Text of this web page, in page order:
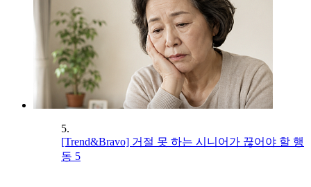
5.
[Trend&Bravo] 거절 못 하는 시니어가 끊어야 할 행
동 5